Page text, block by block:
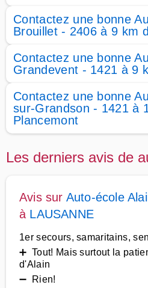
Contactez une bonne
Brouillet - 2406 à 9 km
Contactez une bonne
Grandevent - 1421 à 9
Contactez une bonne
sur-Grandson - 1421 à
Plancemont
Les derniers avis de
Avis sur Auto-école
à LAUSANNE
1er secours, samaritains,
➕ Tout! Mais surtout la
d'Alain
➖ Rien!